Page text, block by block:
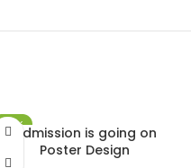
-75%Admission is going on
Poster Design